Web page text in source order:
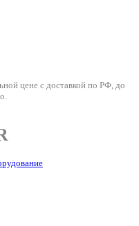
цене с доставкой по РФ, до